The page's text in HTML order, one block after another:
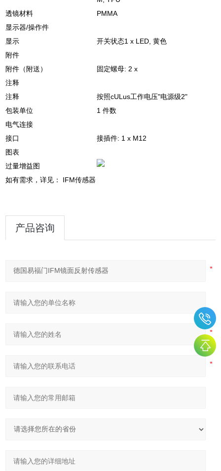
透镜材料
PMMA
显示器/操作件
显示
开关状态1 x LED, 黄色
附件
附件（附送）
固定螺母: 2 x
注释
注释
按照cULus工作电压"电源级2"
包装单位
1 件数
电气连接
接口
接插件: 1 x M12
图表
过量增益图
如有需求，详见：
IFM传感器
产品咨询